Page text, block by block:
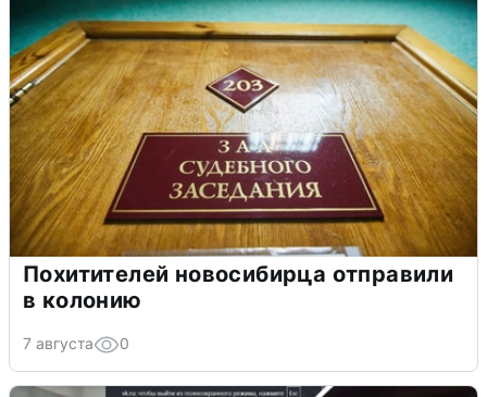
Похитителей новосибирца отправили
в колонию
7 августа 0